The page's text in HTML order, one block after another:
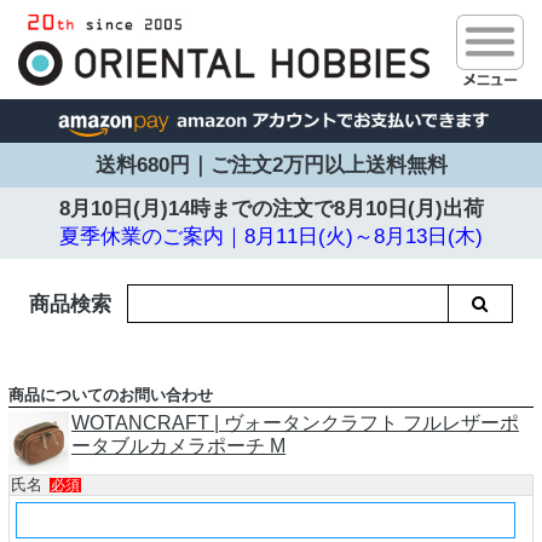
送料680円｜ご注文2万円以上送料無料
8月10日(月)14時までの注文で8月10日(月)出荷
夏季休業のご案内｜8月11日(火)～8月13日(木)
商品検索
商品についてのお問い合わせ
WOTANCRAFT | ヴォータンクラフト フルレザーポ
ータブルカメラポーチ M
氏名 必須